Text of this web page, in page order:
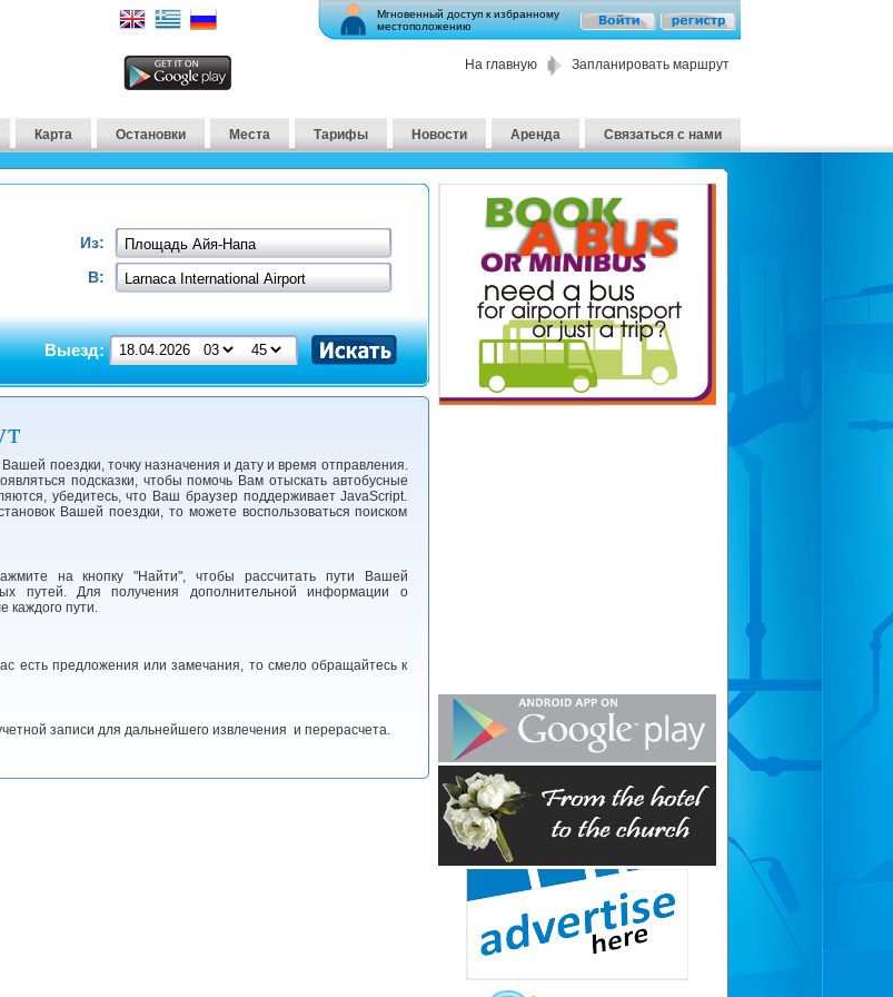
Мгновенный доступ к избранному
местоположению
На главную Запланировать маршрут
Карта Остановки Места Тарифы Новости Аренда Связаться с нами
Из:
В:
Выезд:
поездки, точку назначения и дату и время отправления.
подсказки, чтобы помочь Вам отыскать автобусные
убедитесь, что Ваш браузер поддерживает JavaScript.
Вашей поездки, то можете воспользоваться поиском
на кнопку "Найти", чтобы рассчитать пути Вашей
путей. Для получения дополнительной информации о
каждого пути.
есть предложения или замечания, то смело обращайтесь к
записи для дальнейшего извлечения и перерасчета.